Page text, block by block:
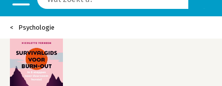
Psychologie